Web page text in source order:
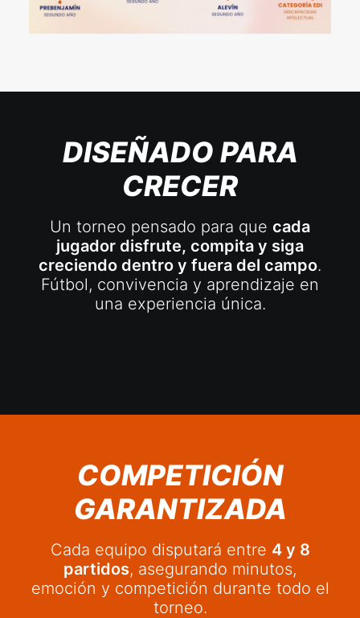
DISEÑADO PARA
CRECER
Un torneo pensado para que cada
jugador disfrute, compita y siga
creciendo dentro y fuera del campo.
Fútbol, convivencia y aprendizaje en
una experiencia única.
COMPETICIÓN
GARANTIZADA
Cada equipo disputará entre 4 y 8
partidos, asegurando minutos,
emoción y competición durante todo el
torneo.